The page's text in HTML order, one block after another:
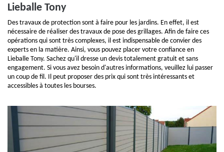
Lieballe Tony
Des travaux de protection sont à faire pour les jardins. En effet, il est
nécessaire de réaliser des travaux de pose des grillages. Afin de faire ces
opérations qui sont très complexes, il est indispensable de convier des
experts en la matière. Ainsi, vous pouvez placer votre confiance en
Lieballe Tony. Sachez qu'il dresse un devis totalement gratuit et sans
engagement. Si vous avez besoin d'autres informations, veuillez lui passer
un coup de fil. Il peut proposer des prix qui sont très intéressants et
accessibles à toutes les bourses.